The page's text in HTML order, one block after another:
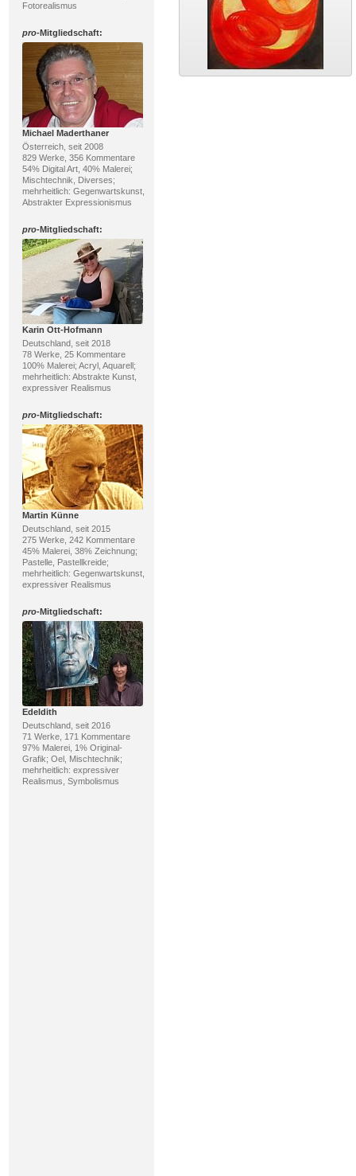
Fotorealismus
pro-Mitgliedschaft:
Michael Maderthaner
Österreich, seit 2008
829 Werke, 356 Kommentare
54% Digital Art, 40% Malerei;
Mischtechnik, Diverses;
mehrheitlich: Gegenwartskunst,
Abstrakter Expressionismus
pro-Mitgliedschaft:
Karin Ott-Hofmann
Deutschland, seit 2018
78 Werke, 25 Kommentare
100% Malerei; Acryl, Aquarell;
mehrheitlich: Abstrakte Kunst,
expressiver Realismus
pro-Mitgliedschaft:
Martin Künne
Deutschland, seit 2015
275 Werke, 242 Kommentare
45% Malerei, 38% Zeichnung;
Pastelle, Pastellkreide;
mehrheitlich: Gegenwartskunst,
expressiver Realismus
pro-Mitgliedschaft:
Edeldith
Deutschland, seit 2016
71 Werke, 171 Kommentare
97% Malerei, 1% Original-
Grafik; Oel, Mischtechnik;
mehrheitlich: expressiver
Realismus, Symbolismus